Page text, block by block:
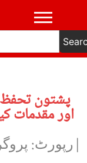
پشتون تحفظ
اور مقدمات
|رپورٹ: